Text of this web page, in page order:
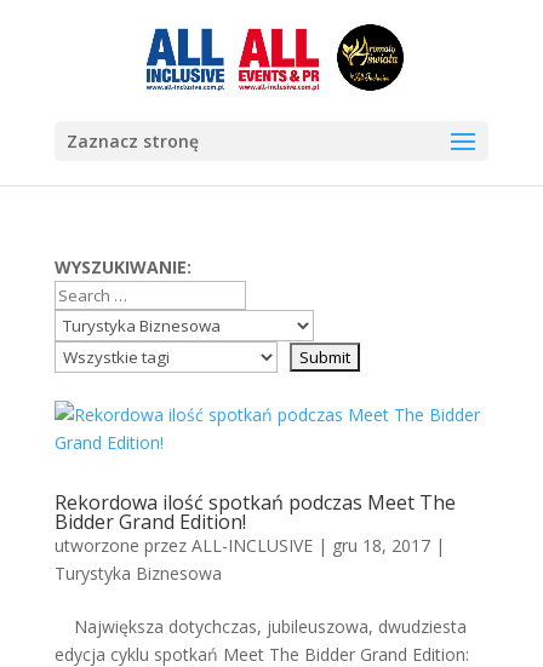
Zaznacz stronę
WYSZUKIWANIE:
Rekordowa ilość spotkań podczas Meet The
Bidder Grand Edition!
utworzone przez ALL-INCLUSIVE| gru 18, 2017|
Turystyka Biznesowa
Największa dotychczas, jubileuszowa, dwudziesta
edycja cyklu spotkań Meet The Bidder Grand Edition: